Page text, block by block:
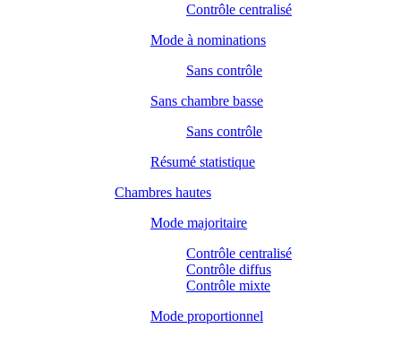
Contrôle centralisé
Mode à nominations
Sans contrôle
Sans chambre basse
Sans contrôle
Résumé statistique
Chambres hautes
Mode majoritaire
Contrôle centralisé
Contrôle diffus
Contrôle mixte
Mode proportionnel